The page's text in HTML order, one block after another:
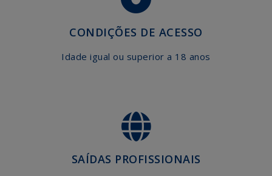
CONDIÇÕES DE ACESSO
Idade igual ou superior a 18 anos
SAÍDAS PROFISSIONAIS